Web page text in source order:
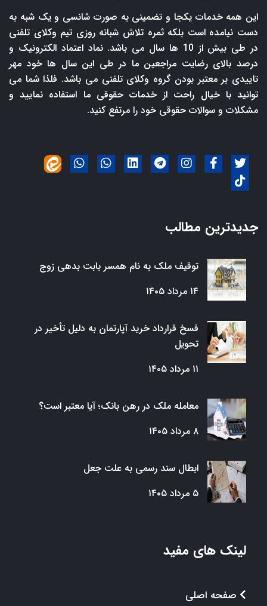
این همه خدمات یکجا و تضمینی به صورت شانسی و یک شبه به
دست نیامده است بلکه ثمره تلاش شبانه روزی تیم وکلای تلفنی
در طی بیش از 10 ها سال می باشد. نماد اعتماد الکترونیک و
درصد بالای رضایت مراجعین ما در طی این سال ها خود مهر
تاییدی بر معتبر بودن گروه وکلای تلفنی می باشد. فلذا شما می
توانید با خیال راحت از خدمات حقوقی ما استفاده نمایید و
مشکلات و سوالات حقوقی خود را مرتفع کنید.
جدیدترین مطالب
توقیف ملک به نام همسر بابت بدهی زوج
۱۴ مرداد ۱۴۰۵
فسخ قرارداد خرید آپارتمان به دلیل تأخیر در
تحویل
۱۱ مرداد ۱۴۰۵
معامله ملک در رهن بانک؛ آیا معتبر است؟
۸ مرداد ۱۴۰۵
ابطال سند رسمی به علت جعل
۵ مرداد ۱۴۰۵
لینک های مفید
صفحه اصلی